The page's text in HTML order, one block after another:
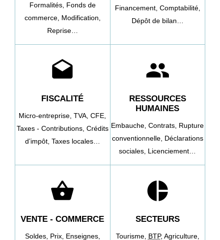
Formalités, Fonds de
commerce, Modification,
Reprise…
Financement, Comptabilité,
Dépôt de bilan…
drafts
FISCALITÉ
Micro-entreprise,TVA,CFE,
Taxes - Contributions, Crédits
d’impôt, Taxes locales…
people
RESSOURCES
HUMAINES
Embauche,Contrats, Rupture
conventionnelle, Déclarations
sociales, Licenciement…
shopping_basket
VENTE - COMMERCE
Soldes, Prix, Enseignes,
pie_chart
SECTEURS
Tourisme, BTP, Agriculture,